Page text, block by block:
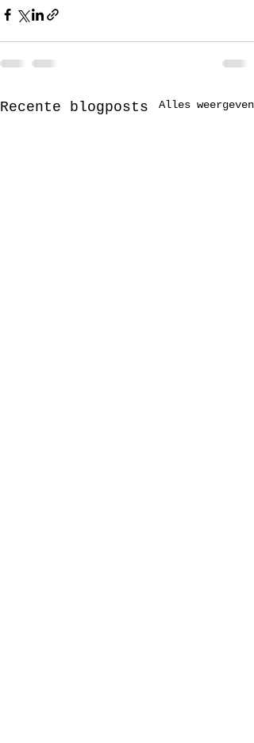
Recente blogposts Alles weergeven